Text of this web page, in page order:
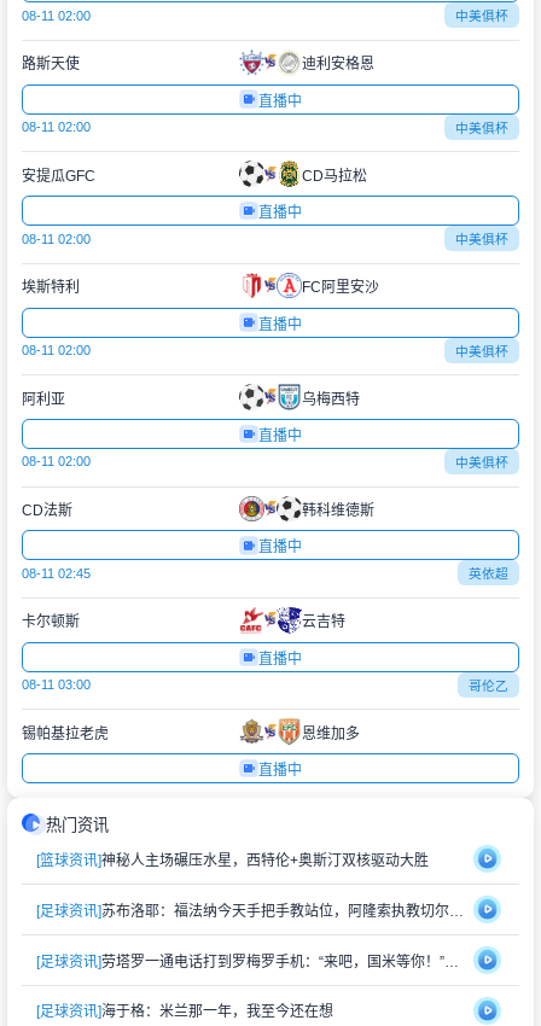
08-11 02:00 中美俱杯
路斯天使 迪利安格恩
直播中
08-11 02:00 中美俱杯
安提瓜GFC CD马拉松
直播中
08-11 02:00 中美俱杯
埃斯特利 FC阿里安沙
直播中
08-11 02:00 中美俱杯
阿利亚 乌梅西特
直播中
08-11 02:00 中美俱杯
CD法斯 韩科维德斯
直播中
08-11 02:45 英依超
卡尔顿斯 云吉特
直播中
08-11 03:00 哥伦乙
锡帕基拉老虎 恩维加多
直播中
热门资讯
[篮球资讯]神秘人主场碾压水星，西特伦+奥斯汀双核驱动大胜
[足球资讯] 苏布洛耶：福法纳今天手把手教站位，阿隆索执教切尔西，真香
[足球资讯] 劳塔罗一通电话打到罗梅罗手机：“来吧，国米等你！”萨内蒂也在旁边
[足球资讯]海于格：米兰那一年，我至今还在想